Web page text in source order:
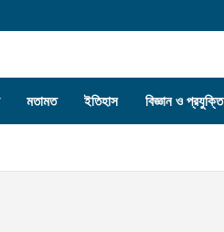
মতামত ইতিহাস বিজ্ঞান ও প্রযুক্তি